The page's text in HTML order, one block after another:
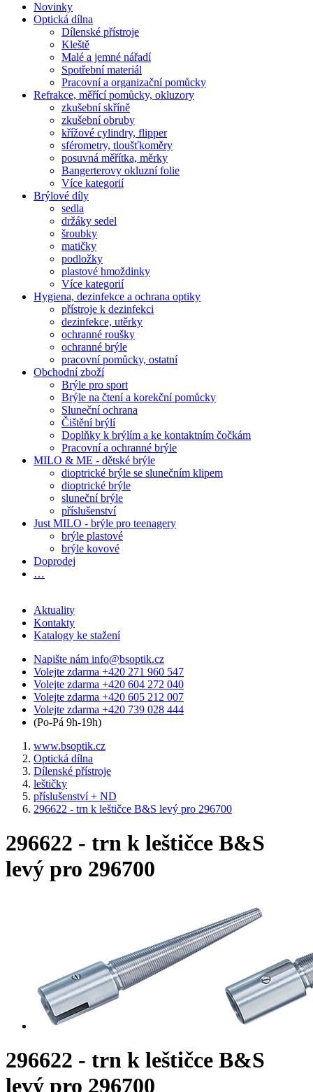
Novinky
Optická dílna
Dílenské přístroje
Kleště
Malé a jemné nářadí
Spotřební materiál
Pracovní a organizační pomůcky
Refrakce, měřící pomůcky, okluzory
zkušební skříně
zkušební obruby
křížové cylindry, flipper
sférometry, tloušťkoměry
posuvná měřítka, měrky
Bangerterovy okluzní folie
Více kategorií
Brýlové díly
sedla
držáky sedel
šroubky
matičky
podložky
plastové hmoždinky
Více kategorií
Hygiena, dezinfekce a ochrana optiky
přístroje k dezinfekci
dezinfekce, utěrky
ochranné roušky
ochranné brýle
pracovní pomůcky, ostatní
Obchodní zboží
Brýle pro sport
Brýle na čtení a korekční pomůcky
Sluneční ochrana
Čištění brýlí
Doplňky k brýlím a ke kontaktním čočkám
Pracovní a ochranné brýle
MILO & ME - dětské brýle
dioptrické brýle se slunečním klipem
dioptrické brýle
sluneční brýle
příslušenství
Just MILO - brýle pro teenagery
brýle plastové
brýle kovové
Doprodej
…
Aktuality
Kontakty
Katalogy ke stažení
Napište nám info@bsoptik.cz
Volejte zdarma +420 271 960 547
Volejte zdarma +420 604 272 040
Volejte zdarma +420 605 212 007
Volejte zdarma +420 739 028 444
(Po-Pá 9h-19h)
www.bsoptik.cz
Optická dílna
Dílenské přístroje
leštičky
příslušenství + ND
296622 - trn k leštičce B&S levý pro 296700
296622 - trn k leštičce B&S
levý pro 296700
296622 - trn k leštičce B&S
levý pro 296700